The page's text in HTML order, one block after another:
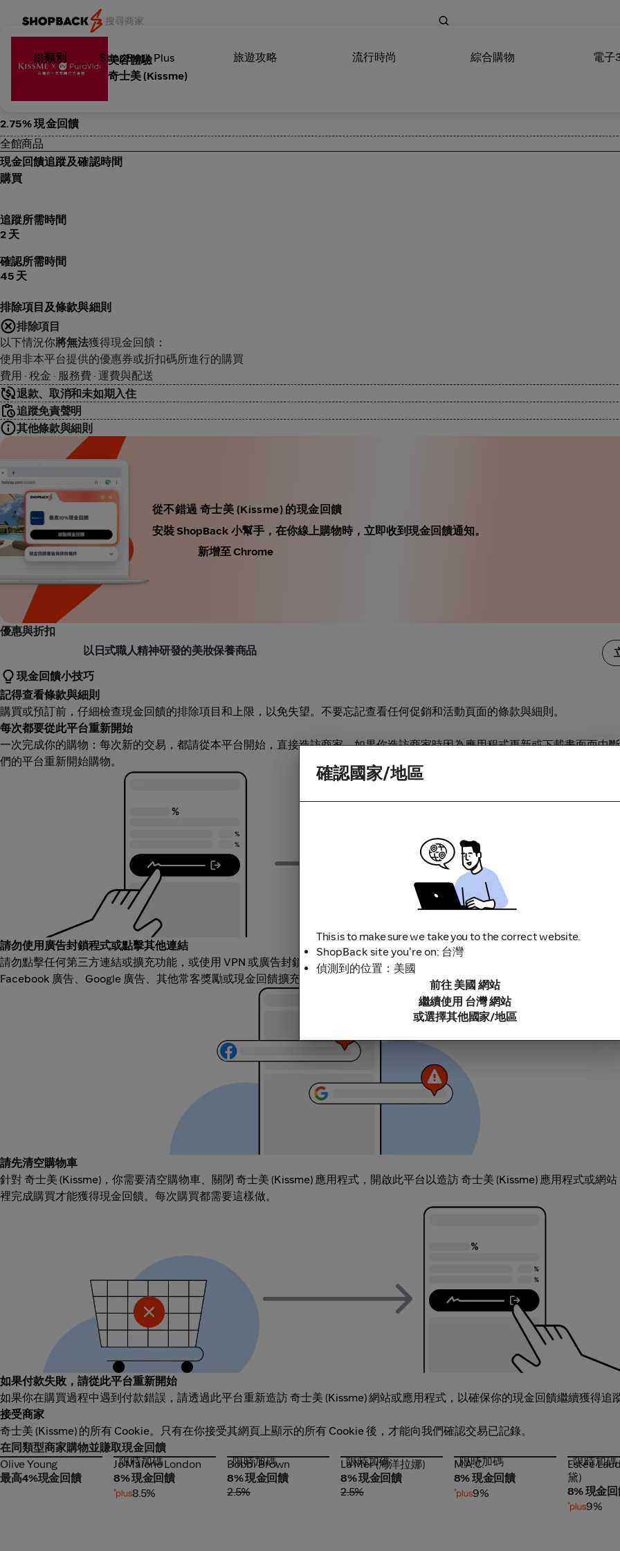
類別 ShopBack Plus 旅遊攻略 流行時尚 綜合購物 電子
美容體驗
奇士美 (Kissme)
2.75% 現金回饋
全館商品
現金回饋追蹤及確認時間
購買
追蹤所需時間
2 天
確認所需時間
45 天
排除項目及條款與細則
排除項目
以下情況你將無法獲得現金回饋：
使用非本平台提供的優惠券或折扣碼所進行的購買
費用 · 稅金 · 服務費 · 運費與配送
退款、取消和未如期入住
追蹤免責聲明
其他條款與細則
從不錯過 奇士美 (Kissme) 的現金回饋
安裝 ShopBack 小幫手，在你線上購物時，立即收到現金回饋通知。
新增至 Chrome
優惠與折扣
以日式職人精神研發的美妝保養商品
現金回饋小技巧
記得查看條款與細則
購買或預訂前，仔細檢查現金回饋的排除項目和上限，以免失望。不要忘記查看任何促銷和活動頁面的條款與細則。
每次都要從此平台重新開始
一次完成你的購物：每次新的交易，都請從本平台開始，直接造訪商家。如果你造訪商家時因為應用程式更新或下載畫面而中
們的平台重新開始購物。
請勿使用廣告封鎖程式或點擊其他連結
請勿點擊任何第三方連結或擴充功能，或使用 VPN 或廣告封鎖軟體，因為這些可能導致無法追蹤你的現金回饋。部分範例包括：
Facebook 廣告、Google 廣告、其他常客獎勵或現金回饋擴充功能連結。
請先清空購物車
針對 奇士美 (Kissme)，你需要清空購物車、關閉 奇士美 (Kissme) 應用程式，開啟此平台以造訪 奇士美 (Kissme) 應用程式或網
裡完成購買才能獲得現金回饋。每次購買都需要這樣做。
如果付款失敗，請從此平台重新開始
如果你在購買過程中遇到付款錯誤，請透過此平台重新造訪 奇士美 (Kissme) 網站或應用程式，以確保你的現金回饋繼續獲得追蹤
接受商家
奇士美 (Kissme) 的所有 Cookie。只有在你接受其網頁上顯示的所有 Cookie 後，才能向我們確認交易已記錄。
在同類型商家購物並賺取現金回饋
Olive Young
Olive Young
最高4%現金回饋
Jo Malone London
限時加碼
Jo Malone London
8% 現金回饋
8.5%
Bobbi Brown
限時加碼
Bobbi Brown
8% 現金回饋
2.5%
La Mer (海洋拉娜)
限時加碼
La Mer (海洋拉娜)
8% 現金回饋
2.5%
M.A.C.
限時加碼
M.A.C.
8% 現金回饋
9%
Estée
蘭黛)
限時加碼
Estée
黛)
8% 現金
9%
確認國家/地區
This is to make sure we take you to the correct website.
ShopBack site you're on: 台灣
偵測到的位置：美國
前往 美國 網站
繼續使用 台灣 網站
或選擇其他國家/地區